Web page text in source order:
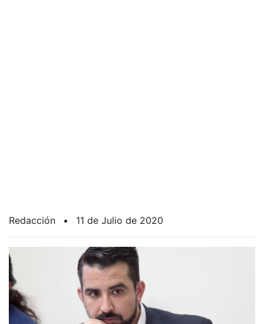
Redacción • 11 de Julio de 2020